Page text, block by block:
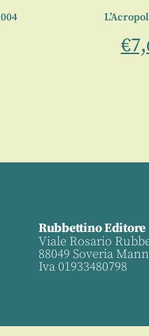
€
Rubbettino Editore
Viale Rosario
88049 Soveria
Iva 01933480798